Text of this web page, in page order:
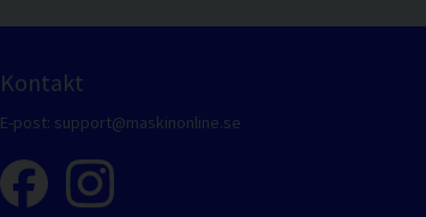
Kontakt
E-post: support@maskinonline.se